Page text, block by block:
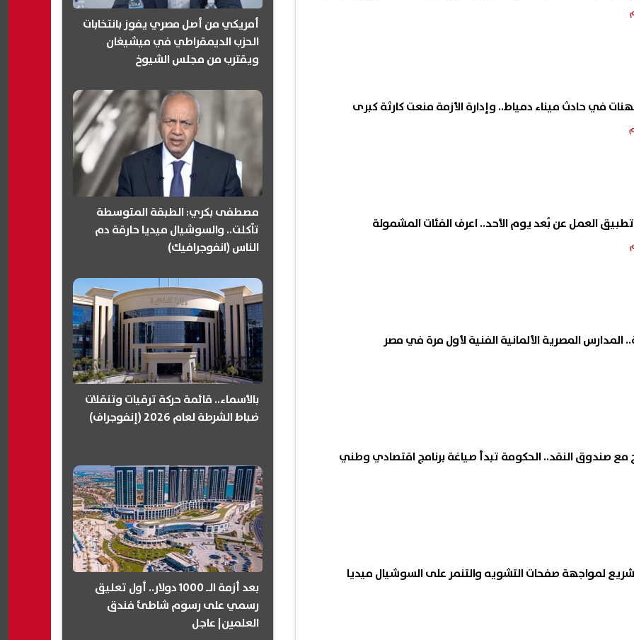
في حادث ميناء دمياط.. وإدارة الأزمة منعت كارثة كبرى
العمل عن بُعد يوم الأحد.. اعرف الفئات المشمولة
المدارس المصرية الألمانية الفنية لأول مرة في مصر
مع صندوق النقد.. الحكومة تبدأ صياغة برنامج اقتصادي وطني
لمواجهة صفحات التشويه والتنمر على السوشيال ميديا
أمريكي من أصل مصري يفوز بانتخابات
الحزب الديمقراطي في ميشيغان
ويقترب من مجلس الشيوخ
مصطفى بكري: الطبقة المتوسطة
تآكلت.. والسوشيال ميديا حارقة دم
الناس (انفوجرافيك)
بالأسماء.. قائمة حركة ترقيات وتنقلات
ضباط الشرطة لعام 2026 (إنفوجراف)
بعد أزمة الـ 1000 دولار.. أول تعليق
رسمي على رسوم شاطئ فندق
العلمين| عاجل